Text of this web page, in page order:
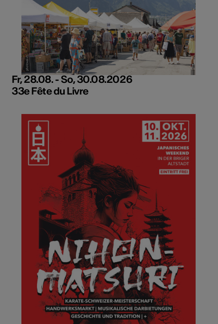
Fr, 28.08. - So, 30.08.2026
33e Fête du Livre